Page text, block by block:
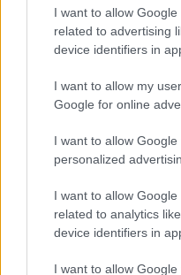
I want to allow
related to advertising
device identifiers in
I want to allow my
Google for online
I want to allow
personalized
I want to allow
related to analytics
device identifiers in
I want to allow
takaríthatunk meg
HÍREK 5 órája
NÉPSZERŰ